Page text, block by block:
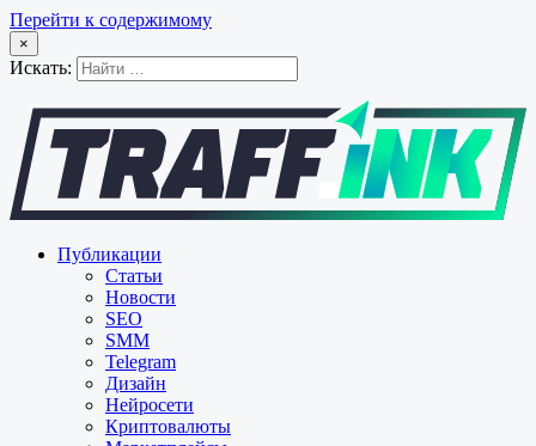
Перейти к содержимому
×
Искать:
Публикации
Статьи
Новости
SEO
SMM
Telegram
Дизайн
Нейросети
Криптовалюты